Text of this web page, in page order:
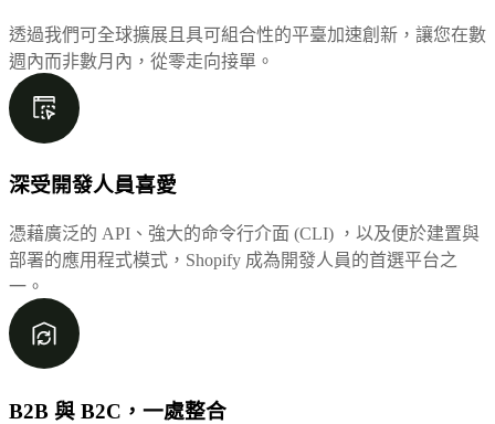
透過我們可全球擴展且具可組合性的平臺加速創新，讓您在數
週內而非數月內，從零走向接單。
深受開發人員喜愛
憑藉廣泛的 API、強大的命令行介面 (CLI) ，以及便於建置與
部署的應用程式模式，Shopify 成為開發人員的首選平台之
一。
B2B 與 B2C，一處整合